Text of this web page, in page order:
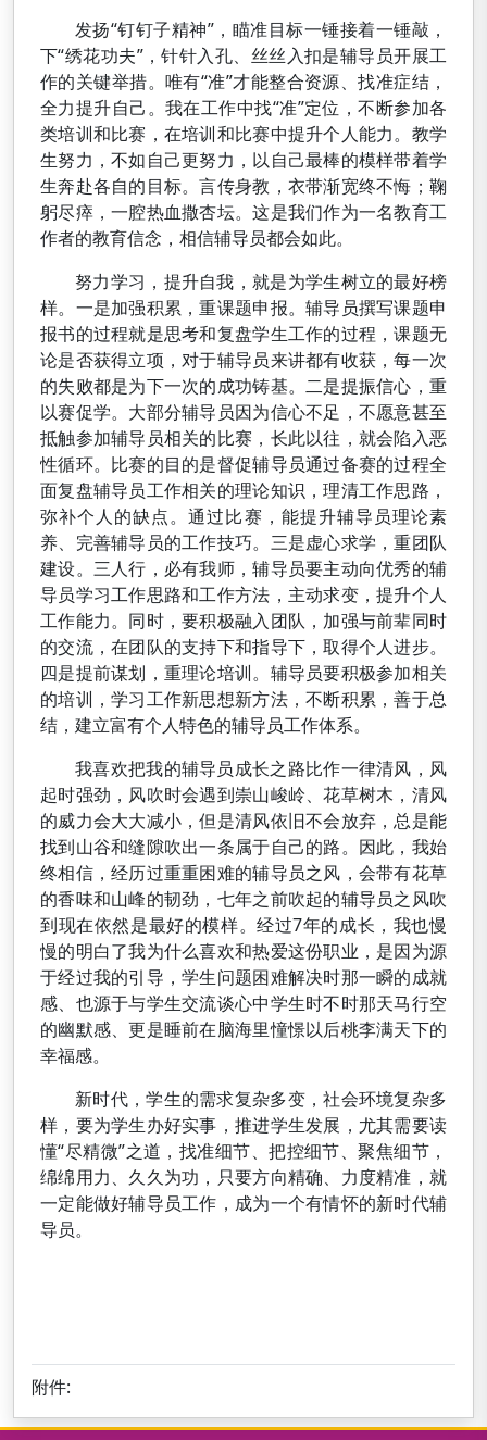
发扬“钉钉子精神”，瞄准目标一锤接着一锤敲，
下“绣花功夫”，针针入孔、丝丝入扣是辅导员开展工
作的关键举措。唯有“准”才能整合资源、找准症结，
全力提升自己。我在工作中找“准”定位，不断参加各
类培训和比赛，在培训和比赛中提升个人能力。教学
生努力，不如自己更努力，以自己最棒的模样带着学
生奔赴各自的目标。言传身教，衣带渐宽终不悔；鞠
躬尽瘁，一腔热血撒杏坛。这是我们作为一名教育工
作者的教育信念，相信辅导员都会如此。
努力学习，提升自我，就是为学生树立的最好榜
样。一是加强积累，重课题申报。辅导员撰写课题申
报书的过程就是思考和复盘学生工作的过程，课题无
论是否获得立项，对于辅导员来讲都有收获，每一次
的失败都是为下一次的成功铸基。二是提振信心，重
以赛促学。大部分辅导员因为信心不足，不愿意甚至
抵触参加辅导员相关的比赛，长此以往，就会陷入恶
性循环。比赛的目的是督促辅导员通过备赛的过程全
面复盘辅导员工作相关的理论知识，理清工作思路，
弥补个人的缺点。通过比赛，能提升辅导员理论素
养、完善辅导员的工作技巧。三是虚心求学，重团队
建设。三人行，必有我师，辅导员要主动向优秀的辅
导员学习工作思路和工作方法，主动求变，提升个人
工作能力。同时，要积极融入团队，加强与前辈同时
的交流，在团队的支持下和指导下，取得个人进步。
四是提前谋划，重理论培训。辅导员要积极参加相关
的培训，学习工作新思想新方法，不断积累，善于总
结，建立富有个人特色的辅导员工作体系。
我喜欢把我的辅导员成长之路比作一律清风，风
起时强劲，风吹时会遇到崇山峻岭、花草树木，清风
的威力会大大减小，但是清风依旧不会放弃，总是能
找到山谷和缝隙吹出一条属于自己的路。因此，我始
终相信，经历过重重困难的辅导员之风，会带有花草
的香味和山峰的韧劲，七年之前吹起的辅导员之风吹
到现在依然是最好的模样。经过7年的成长，我也慢
慢的明白了我为什么喜欢和热爱这份职业，是因为源
于经过我的引导，学生问题困难解决时那一瞬的成就
感、也源于与学生交流谈心中学生时不时那天马行空
的幽默感、更是睡前在脑海里憧憬以后桃李满天下的
幸福感。
新时代，学生的需求复杂多变，社会环境复杂多
样，要为学生办好实事，推进学生发展，尤其需要读
懂“尽精微”之道，找准细节、把控细节、聚焦细节，
绵绵用力、久久为功，只要方向精确、力度精准，就
一定能做好辅导员工作，成为一个有情怀的新时代辅
导员。
附件: